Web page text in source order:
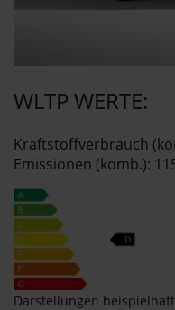
WLTP WERTE:
Kraftstoffverbrauch
Emissionen (komb.):
Darstellungen